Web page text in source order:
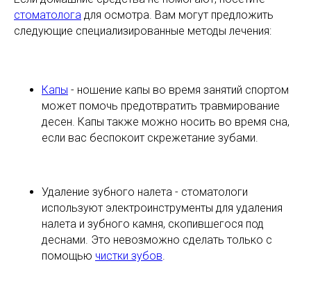
стоматолога для осмотра. Вам могут предложить
следующие специализированные методы лечения:
Капы - ношение капы во время занятий спортом
может помочь предотвратить травмирование
десен. Капы также можно носить во время сна,
если вас беспокоит скрежетание зубами.
Удаление зубного налета - стоматологи
используют электроинструменты для удаления
налета и зубного камня, скопившегося под
деснами. Это невозможно сделать только с
помощью чистки зубов.